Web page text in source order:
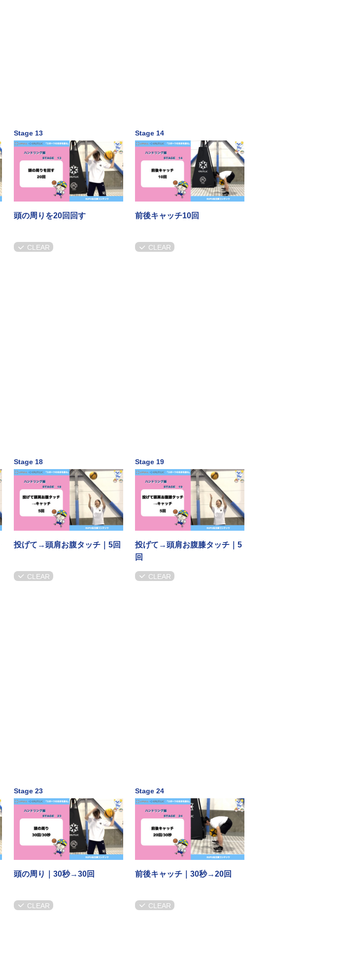
Stage 13
頭の周りを20回回す
CLEAR
Stage 14
前後キャッチ10回
CLEAR
Stage 18
投げて→頭肩お腹タッチ｜5回
CLEAR
Stage 19
投げて→頭肩お腹膝タッチ｜5
回
CLEAR
Stage 23
頭の周り｜30秒→30回
CLEAR
Stage 24
前後キャッチ｜30秒→20回
CLEAR